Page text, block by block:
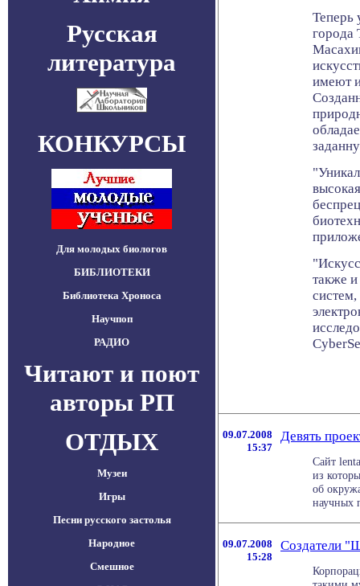
Русская
литература
КОНКУРСЫ
Для молодых биологов
БИБЛИОТЕКИ
Библиотека Хроноса
Научпоп
РАДИО
Читают и поют
авторы РП
ОТДЫХ
Музеи
Игры
Песни русского застолья
Народное
Смешное
Теперь
города
имеют
также и
09.07.2008
15:37
Девять
Сайт
из
об
научных
09.07.2008
15:28
Создатели